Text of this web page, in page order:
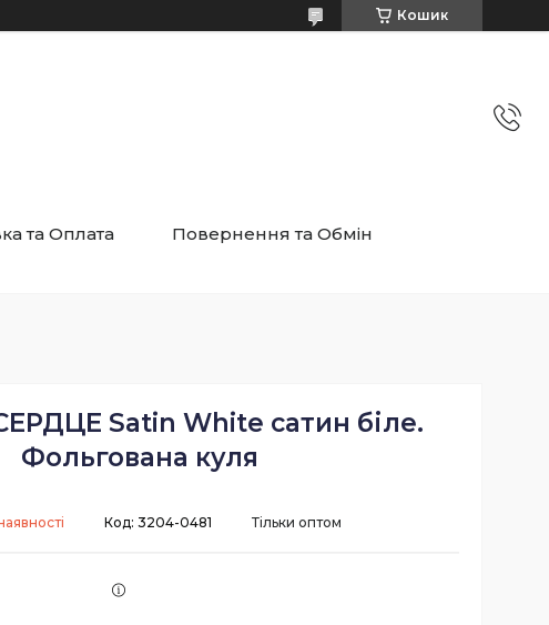
Кошик
та Оплата Повернення та Обмін
Satin White сатин біле.
Фольгована куля
Тільки оптом
Код: 3204-0481